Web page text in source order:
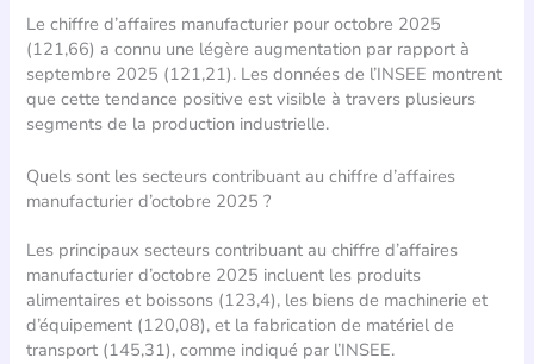
Le chiffre d’affaires manufacturier pour octobre 2025
(121,66) a connu une légère augmentation par rapport à
septembre 2025 (121,21). Les données de l’INSEE montrent
que cette tendance positive est visible à travers plusieurs
segments de la production industrielle.
Quels sont les secteurs contribuant au chiffre d’affaires
manufacturier d’octobre 2025 ?
Les principaux secteurs contribuant au chiffre d’affaires
manufacturier d’octobre 2025 incluent les produits
alimentaires et boissons (123,4), les biens de machinerie et
d’équipement (120,08), et la fabrication de matériel de
transport (145,31), comme indiqué par l’INSEE.